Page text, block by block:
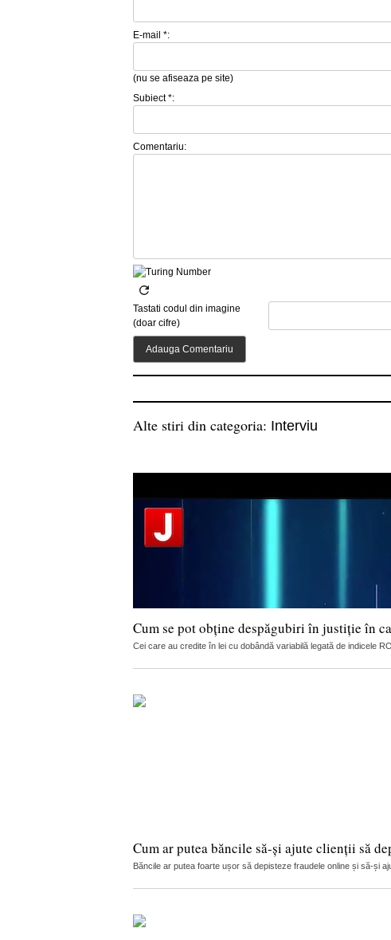
E-mail *:
(nu se afiseaza pe site)
Subiect *:
Comentariu:
Tastati codul din imagine
(doar cifre)
Alte stiri din categoria: Interviu
Cum se pot obține despăgubiri în justiție în
Cei care au credite în lei cu dobândă variabilă legată de indicele
Cum ar putea băncile să-și ajute clienții să
Băncile ar putea foarte ușor să depisteze fraudele online și să-și